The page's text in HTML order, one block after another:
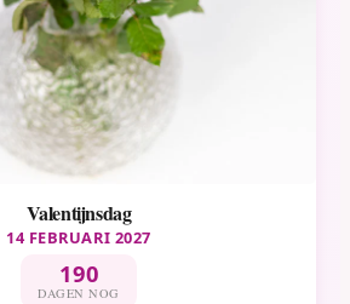
Valentijnsdag
14 FEBRUARI 2027
190
DAGEN NOG